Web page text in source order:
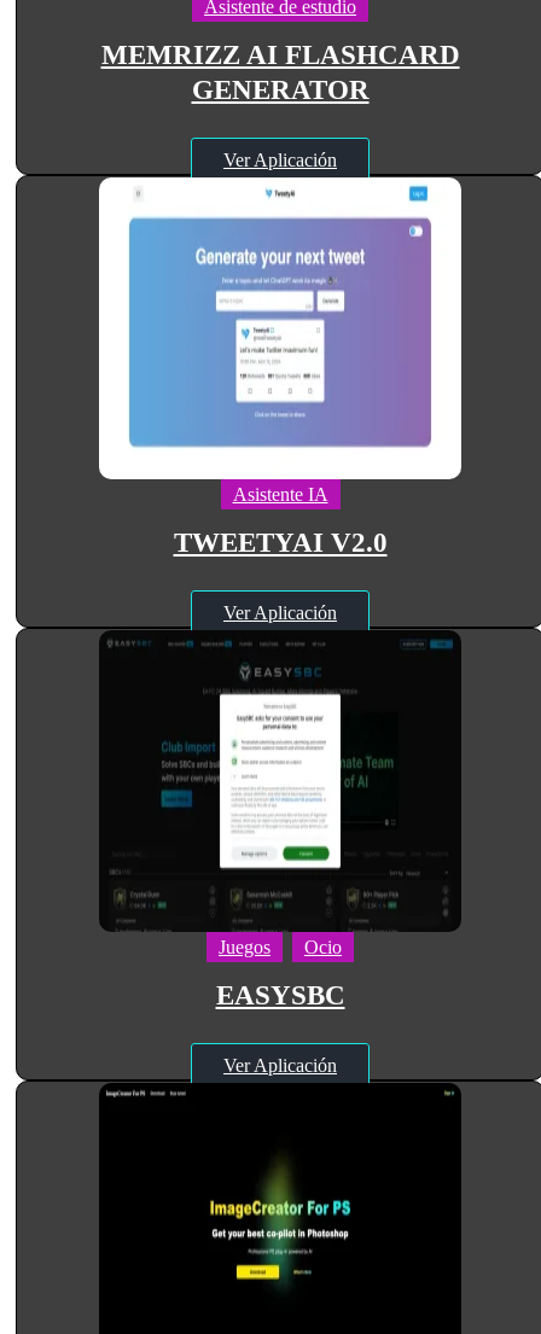
Asistente de estudio
MEMRIZZ AI FLASHCARD
GENERATOR
Ver Aplicación
Asistente IA
TWEETYAI V2.0
Ver Aplicación
Juegos Ocio
EASYSBC
Ver Aplicación